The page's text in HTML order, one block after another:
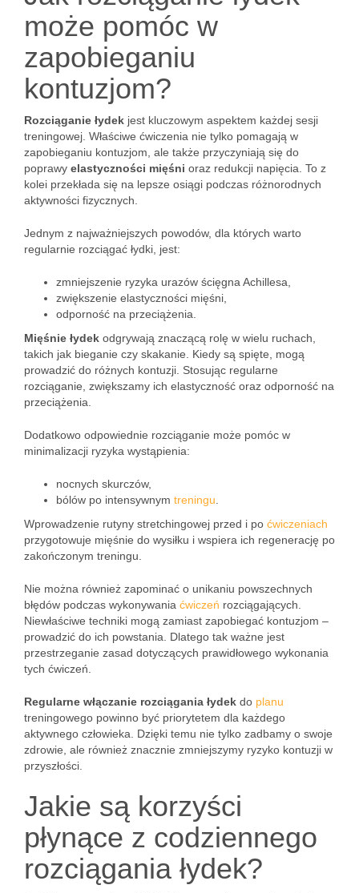
może pomóc w
zapobieganiu
kontuzjom?
Rozciąganie łydek jest kluczowym aspektem każdej sesji
treningowej. Właściwe ćwiczenia nie tylko pomagają w
zapobieganiu kontuzjom, ale także przyczyniają się do
poprawy elastyczności mięśni oraz redukcji napięcia. To z
kolei przekłada się na lepsze osiągi podczas różnorodnych
aktywności fizycznych.
Jednym z najważniejszych powodów, dla których warto
regularnie rozciągać łydki, jest:
zmniejszenie ryzyka urazów ścięgna Achillesa,
zwiększenie elastyczności mięśni,
odporność na przeciążenia.
Mięśnie łydek odgrywają znaczącą rolę w wielu ruchach,
takich jak bieganie czy skakanie. Kiedy są spięte, mogą
prowadzić do różnych kontuzji. Stosując regularne
rozciąganie, zwiększamy ich elastyczność oraz odporność na
przeciążenia.
Dodatkowo odpowiednie rozciąganie może pomóc w
minimalizacji ryzyka wystąpienia:
nocnych skurczów,
bólów po intensywnym treningu
Wprowadzenie rutyny stretchingowej przed i po ćwiczeniach
przygotowuje mięśnie do wysiłku i wspiera ich regenerację po
zakończonym treningu.
Nie można również zapominać o unikaniu powszechnych
błędów podczas wykonywania ćwiczeń rozciągających.
Niewłaściwe techniki mogą zamiast zapobiegać kontuzjom –
prowadzić do ich powstania. Dlatego tak ważne jest
przestrzeganie zasad dotyczących prawidłowego wykonania
tych ćwiczeń.
Regularne włączanie rozciągania łydek do planu
treningowego powinno być priorytetem dla każdego
aktywnego człowieka. Dzięki temu nie tylko zadbamy o swoje
zdrowie, ale również znacznie zmniejszymy ryzyko kontuzji w
przyszłości.
Jakie są korzyści
płynące z codziennego
rozciągania łydek?